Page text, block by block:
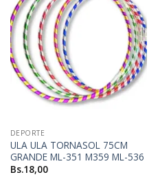
DEPORTE
ULA ULA TORNASOL 75CM
GRANDE ML-351 M359 ML-536
Bs.18,00